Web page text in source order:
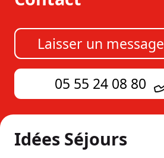
Laisser un message
05 55 24 08 80
Idées Séjours